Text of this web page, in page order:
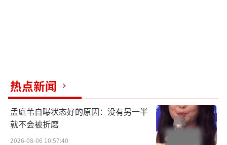
热点新闻
孟庭苇自曝状态好的原因：没有另一半
就不会被折磨
2026-08-06 10:57:40